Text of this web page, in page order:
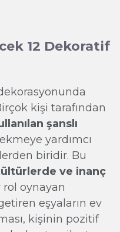
12 Dekoratif
kişi tarafından
şanslı
yardımcı
biridir. Bu
ve inanç
oynayan
eşyaların ev
kişinin pozitif